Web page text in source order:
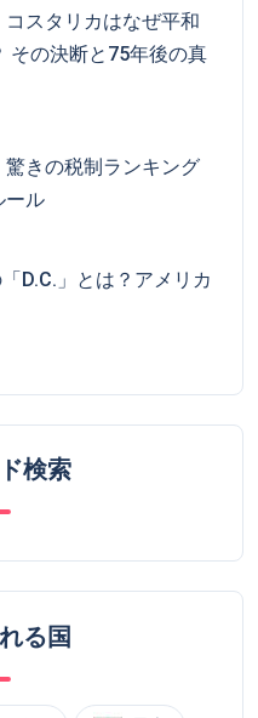
スタリカはなぜ平和
その決断と75年後の真
きの税制ランキング
ール
D.C.」とは？アメリカ
検索
る国